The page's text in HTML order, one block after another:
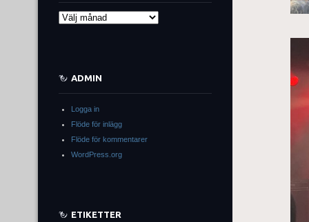
Arkiv
ADMIN
Logga in
Flöde för inlägg
Flöde för kommentarer
WordPress.org
ETIKETTER